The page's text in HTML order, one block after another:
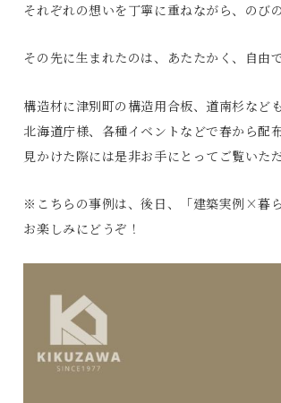
それぞれの想いを丁寧に重ねながら、のび
その先に生まれたのは、あたたかく、自由
構造材に津別町の構造用合板、道南杉など
北海道庁様、各種イベントなどで春から配
見かけた際には是非お手にとってご覧いた
※こちらの事例は、後日、「建築実例×暮
お楽しみにどうぞ！